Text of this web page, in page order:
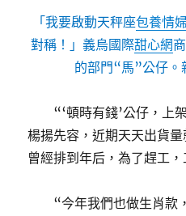
「我要啟動天秤座包養情
對稱！」義烏國際甜心網
的部門“馬”公仔。
“‘頓時有錢’公仔，上
楊揚先容，近期天天出貨
曾經排到年后，為了趕工，
“今年我們也做生肖款